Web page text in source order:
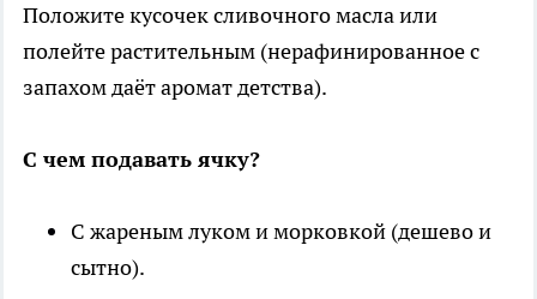
Положите кусочек сливочного масла или
полейте растительным (нерафинированное с
запахом даёт аромат детства).
С чем подавать ячку?
С жареным луком и морковкой (дешево и
сытно).